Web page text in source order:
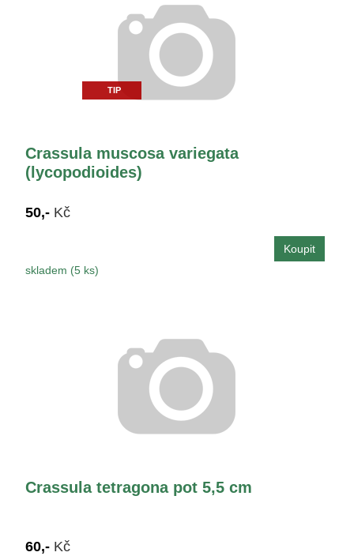
TIP
Crassula muscosa variegata
(lycopodioides)
50,- Kč
skladem (5 ks)
Crassula tetragona pot 5,5 cm
60,- Kč